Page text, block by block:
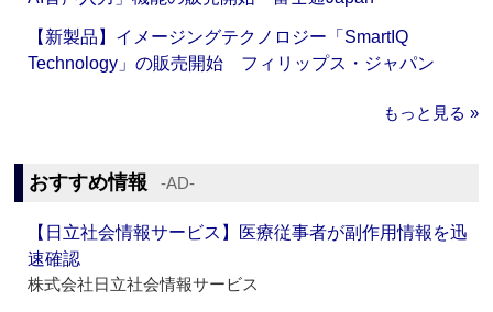
【新製品】イメージングテクノロジー「SmartIQ
Technology」の販売開始 フィリップス・ジャパン
もっと見る »
おすすめ情報 ‐AD‐
【日立社会情報サービス】医療従事者が副作用情報を迅
速確認
株式会社日立社会情報サービス